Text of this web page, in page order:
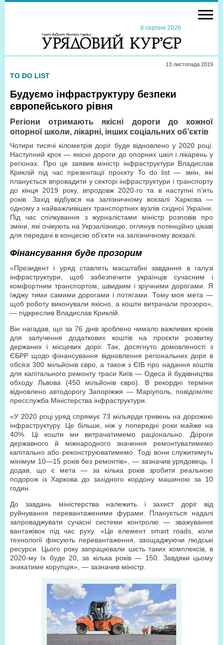
8 серпня 2026
13 листопада 2019
TO DO LIST
Будуємо інфраструктуру безпеки
європейського рівня
Регіони отримають якісні дороги до кожної
опорної школи, лікарні, інших соціальних об’єктів
Чотири тисячі кілометрів доріг буде відновлено у 2020 році.
Наступний крок — якісні дороги до опор­них шкіл і лікарень у
регіонах. Про це заявив міністр інфраструктури Владислав
Криклій під час презентації проєкту To do list — змін, які
планується впровадити у секторі інфраструктури і транспорту
до кінця 2019 року, впродовж 2020-го та в наступні п’ять
років. Захід відбувся на залізничному вокзалі Харкова —
одному з найважливіших транспортних вузлів східної України.
Під час спілкування з журналістами міністр розповів про
зміни, які очікують на Укрзалізницю, оглянув потенційно цікаві
для передачі в концесію об’єкти на залізничному вокзалі.
Фінансування буде прозорим
«Президент і уряд ставлять масштабні завдання в галузі
інфраструктури, щоб забезпечити українців сучасним і
комфортним транспортом, швидким і зручними дорогами. Я
їжджу тими самими дорогами і потягами. Тому моя мета —
щоб роботу виконували якісно, а кошти витрачали прозоро»,
— підкреслив Владислав Криклій.
Він нагадав, що за 76 днів зроблено чимало важливих кроків
для залучення додаткових коштів на проєкти розвитку
держаних і місцевих доріг. Так, досягнуто домовленості з
ЄБРР щодо фінансування відновлення регіональних доріг в
обсязі 300 мільйонів євро, а також з ЄІБ про надання коштів
для капітального ремонту траси Київ — Одеса й будівництва
обходу Львова (450 мільйонів євро). В рекордні терміни
відновлено автодорогу Запоріжжя — Маріуполь, повідомляє
пресслужба Міністерства інфраструктури.
«У 2020 році уряд спрямує 73 мільярди гривень на дорожню
інфраструктуру. Це більше, ніж у попередні роки майже на
40%. Ці кошти ми витрачатимемо раціонально. Дороги
державного й міжнародного значення ремонтуватимемо
капітально або реконструюватимемо. Тоді вони служитимуть
мінімум 10—15 років без ремонтів», — зазначив урядовець. І
додав, що є мета — за кілька років зробити реальною
подорож із Харкова до західного кордону машиною за 10
годин.
До завдань міністерства належить і захист доріг від
руйнування перевантаженими фурами. Планується надалі
запроваджувати сучасні системи контролю — зважування
вантажівок під час руху. «Це елемент smart roads, коли
технології фіксують перевантаження, заощаджуючи людські
ресурси. Цього року запрацювали шість таких комплексів, в
2020-му їх буде 20, за кілька років — 150. Завдяки цьому
зникатиме корупція», — зазначив міністр.